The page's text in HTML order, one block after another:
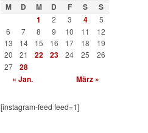
M D M D F S
S
1
2 3 4
5
6
7 8 9 10 11
12
13
14 15 16 17 18
19
20
21 22 23 24 25
26
27
28
« Jan.
März »
[instagram-feed feed=1]